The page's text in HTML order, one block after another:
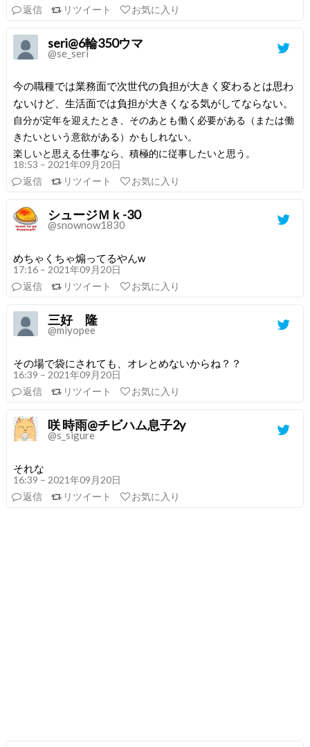
返信
リツイート お気に入り
seri@6輪350ウマ
@se_seri
今の職種では業務面で次世代の負担が大きく変わるとは思わ
ないけど、生活面では負担が大きくなる気がしてならない。
自分が定年を迎えたとき、そのあとも働く必要がある（または働
きたいという意欲がある）かもしれない。
楽しいと思える仕事なら、積極的に従事したいと思う。
18:53 – 2021年09月20日
返信
リツイート お気に入り
シュージＭｋ-30
@snownow1830
めちゃくちゃ煽ってるやんw
17:16 – 2021年09月20日
返信
リツイート お気に入り
三好 隆
@miyopee
その場で袋にされても、オレとめないからね？？
16:39 – 2021年09月20日
返信
リツイート お気に入り
咲 時雨@チビハム息子2y
@s_sigure
それな
16:39 – 2021年09月20日
返信
リツイート お気に入り